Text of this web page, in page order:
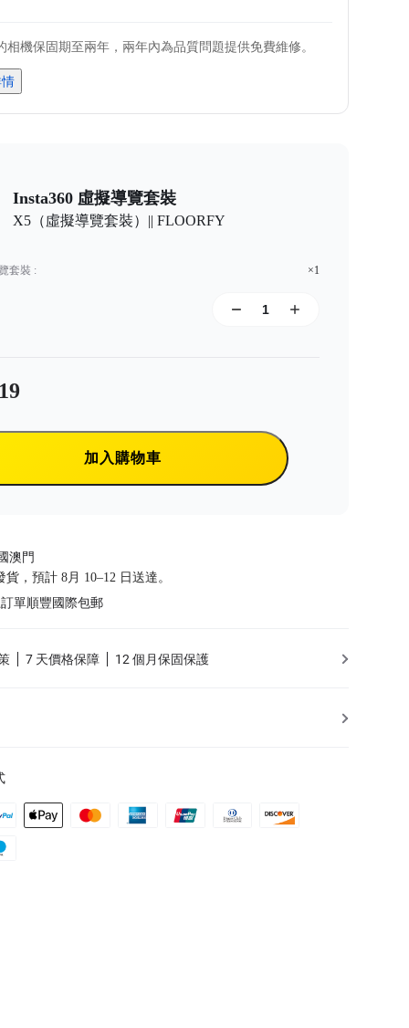
相機保固期至兩年，兩年內為品質問題提供免費維修。
Insta360 虛擬導覽套裝
X5（虛擬導覽套裝）|| FLOORFY
套裝 : ×1
加入購物車
澳門
貨，預計 8月 10–12 日送達。
單順豐國際包郵
7 天價格保障 12 個月保固保護